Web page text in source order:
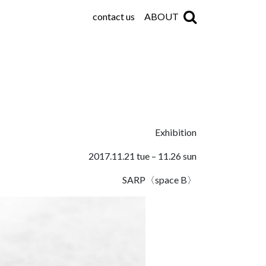
contact us ABOUT
Exhibition
2017.11.21 tue – 11.26 sun
SARP〈space B〉